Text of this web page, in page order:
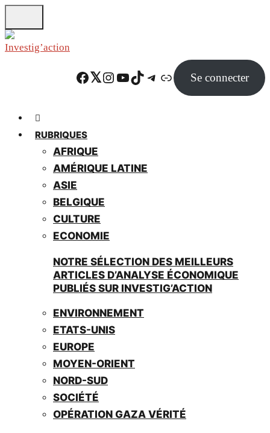
to
main
Facebook Twitter Instagram YouTube TikTok Telegram Lien Se connecter
RUBRIQUES
AFRIQUE
AMÉRIQUE LATINE
ASIE
BELGIQUE
CULTURE
ECONOMIE
NOTRE SÉLECTION DES MEILLEURS
ARTICLES D’ANALYSE ÉCONOMIQUE
PUBLIÉS SUR INVESTIG’ACTION
ENVIRONNEMENT
ETATS-UNIS
EUROPE
MOYEN-ORIENT
NORD-SUD
SOCIÉTÉ
OPÉRATION GAZA VÉRITÉ